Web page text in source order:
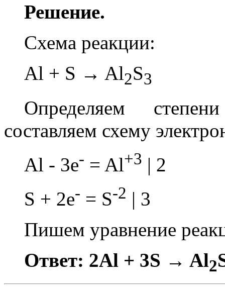
Решение.
Схема реакции:
Al + S → Al2S3
Определяем
составляем схему
Al - 3e- = Al+3 | 2
S + 2e- = S-2 | 3
Пишем уравнение
Ответ: 2Al + 3S → Al2